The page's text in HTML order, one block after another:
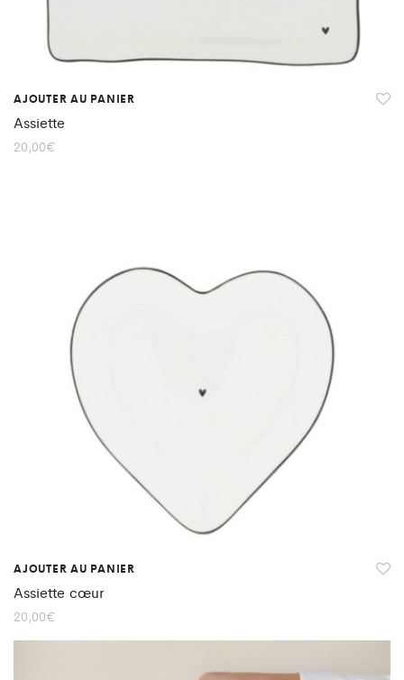
AJOUTER AU PANIER
Assiette
20,00€
AJOUTER AU PANIER
Assiette cœur
20,00€